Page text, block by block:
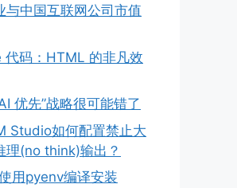
与中国互联网公司市值
码：HTML 的非凡效
优先”战略很可能错了
Studio如何配置禁止大
理(no think)输出？
用pyenv编译安装